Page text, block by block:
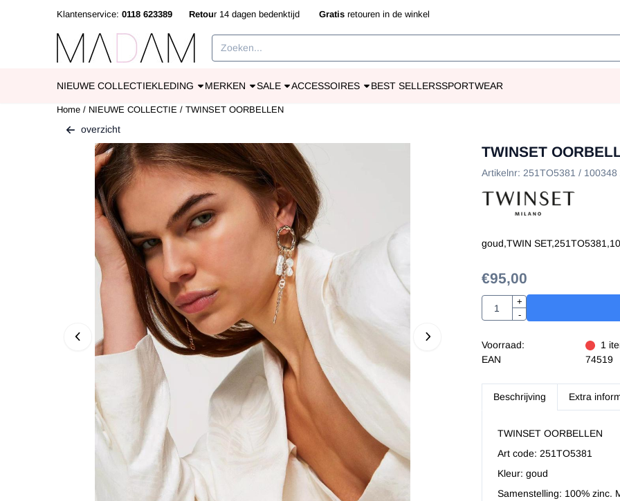
Klantenservice: 0118 623389 Retour 14 dagen bedenktijd Gratis retouren in de winkel
Zoeken
NIEUWE COLLECTIEKLEDING MERKEN SALE ACCESSOIRES BEST SELLERSSPORTWEAR
Home / NIEUWE COLLECTIE / TWINSET OORBELLEN
overzicht
TWINSET
Artikelnr: 251TO5381 / 100348
goud,TWIN
€95,00
Aantal
+
-
Voorraad: 1
EAN
74519
Beschrijving Extra
TWINSET OORBELLEN
Art code: 251TO5381
Kleur: goud
Samenstelling: 100% zinc.